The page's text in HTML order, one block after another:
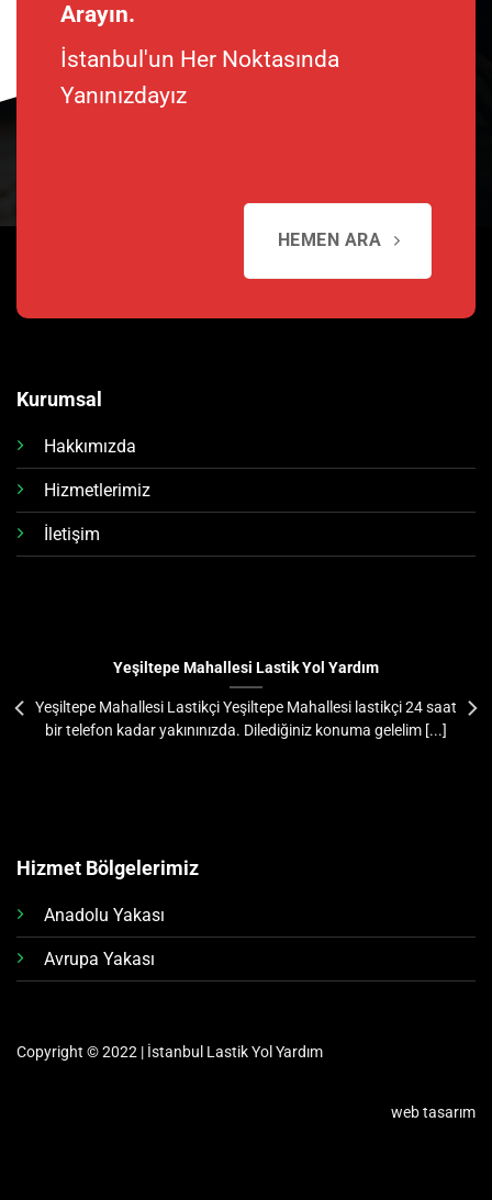
Arayın.
İstanbul'un Her Noktasında
Yanınızdayız
HEMEN ARA
Kurumsal
Hakkımızda
Hizmetlerimiz
İletişim
Yeşiltepe Mahallesi Lastik Yol Yardım
Yeşiltepe Mahallesi Lastikçi Yeşiltepe Mahallesi lastikçi 24 saat
bir telefon kadar yakınınızda. Dilediğiniz konuma gelelim [...]
Hizmet Bölgelerimiz
Anadolu Yakası
Avrupa Yakası
Copyright © 2022 | İstanbul Lastik Yol Yardım
web tasarım